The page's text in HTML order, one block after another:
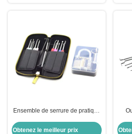
Ensemble de serrure de pratique
de sélection de serrure
Obtenez le meilleur prix
de